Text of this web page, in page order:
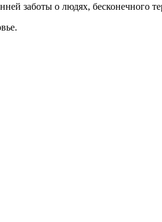
заботы о людях, бесконечного